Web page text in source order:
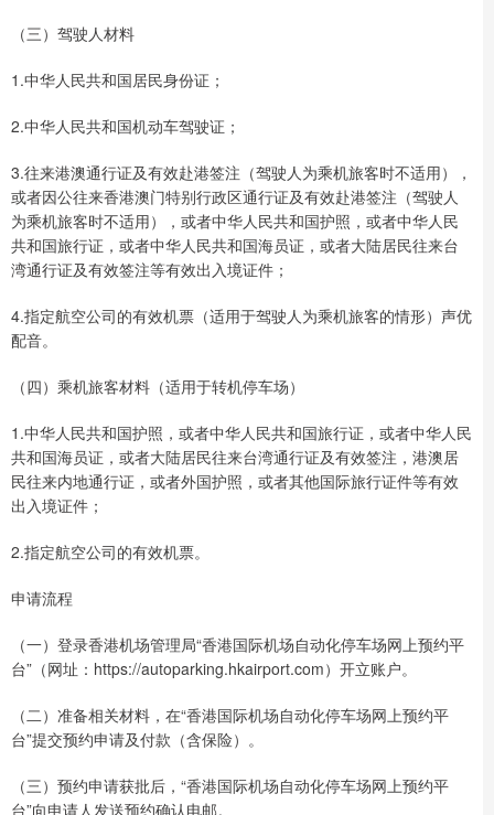
（三）驾驶人材料
1.中华人民共和国居民身份证；
2.中华人民共和国机动车驾驶证；
3.往来港澳通行证及有效赴港签注（驾驶人为乘机旅客时不适用），
或者因公往来香港澳门特别行政区通行证及有效赴港签注（驾驶人
为乘机旅客时不适用），或者中华人民共和国护照，或者中华人民
共和国旅行证，或者中华人民共和国海员证，或者大陆居民往来台
湾通行证及有效签注等有效出入境证件；
4.指定航空公司的有效机票（适用于驾驶人为乘机旅客的情形）声优
配音。
（四）乘机旅客材料（适用于转机停车场）
1.中华人民共和国护照，或者中华人民共和国旅行证，或者中华人民
共和国海员证，或者大陆居民往来台湾通行证及有效签注，港澳居
民往来内地通行证，或者外国护照，或者其他国际旅行证件等有效
出入境证件；
2.指定航空公司的有效机票。
申请流程
（一）登录香港机场管理局“香港国际机场自动化停车场网上预约平
台”（网址：https://autoparking.hkairport.com）开立账户。
（二）准备相关材料，在“香港国际机场自动化停车场网上预约平
台”提交预约申请及付款（含保险）。
（三）预约申请获批后，“香港国际机场自动化停车场网上预约平
台”向申请人发送预约确认电邮。